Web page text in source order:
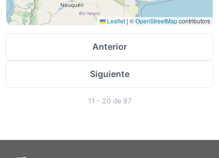
Leaflet | ©OpenStreetMapcontributors
Anterior
Siguiente
11 - 20 de 87